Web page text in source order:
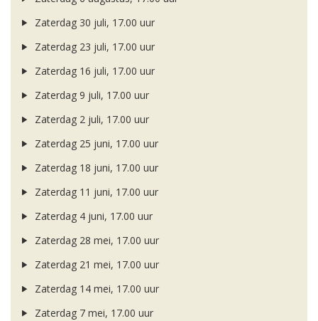
Zaterdag 30 juli, 17.00 uur
Zaterdag 23 juli, 17.00 uur
Zaterdag 16 juli, 17.00 uur
Zaterdag 9 juli, 17.00 uur
Zaterdag 2 juli, 17.00 uur
Zaterdag 25 juni, 17.00 uur
Zaterdag 18 juni, 17.00 uur
Zaterdag 11 juni, 17.00 uur
Zaterdag 4 juni, 17.00 uur
Zaterdag 28 mei, 17.00 uur
Zaterdag 21 mei, 17.00 uur
Zaterdag 14 mei, 17.00 uur
Zaterdag 7 mei, 17.00 uur